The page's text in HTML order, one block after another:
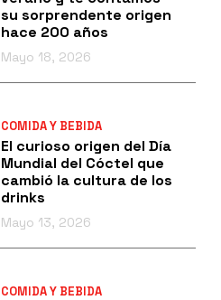
su sorprendente origen
hace 200 años
Mayo 18, 2026
COMIDA Y BEBIDA
El curioso origen del Día
Mundial del Cóctel que
cambió la cultura de los
drinks
Mayo 13, 2026
COMIDA Y BEBIDA